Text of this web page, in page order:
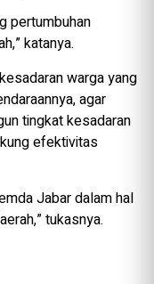
pertumbuhan
katanya.
warga yang
agar
tingkat kesadaran
efektivitas
Jabar dalam hal
tukasnya.